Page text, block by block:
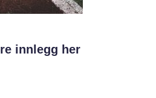
innlegg her